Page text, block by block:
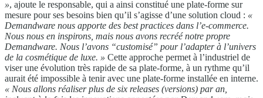
», ajoute le responsable, qui a ainsi constitué une plate-forme sur
mesure pour ses besoins bien qu’il s’agisse d’une solution cloud : «
Demandware nous apporte des best practices dans l’e-commerce.
Nous nous en inspirons, mais nous avons recréé notre propre
Demandware. Nous l’avons “customisé” pour l’adapter à l’univers
de la cosmétique de luxe. » Cette approche permet à l’industriel de
viser une évolution très rapide de sa plate-forme, à un rythme qu’il
aurait été impossible à tenir avec une plate-forme installée en interne.
« Nous allons réaliser plus de six releases (versions) par an,